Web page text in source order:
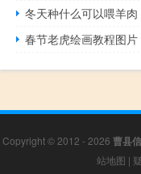
冬天种什么可以喂羊肉
春节老虎绘画教程图片
Copyright © 2012 - 2026 曹县
站地图 |